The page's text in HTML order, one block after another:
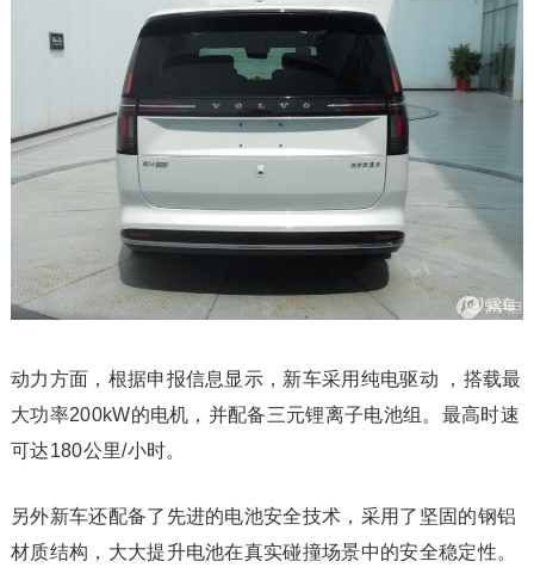
动力方面，根据申报信息显示，新车采用纯电驱动 ，搭载最
大功率200kW的电机，并配备三元锂离子电池组。最高时速
可达180公里/小时。
另外新车还配备了先进的电池安全技术，采用了坚固的钢铝
材质结构，大大提升电池在真实碰撞场景中的安全稳定性。